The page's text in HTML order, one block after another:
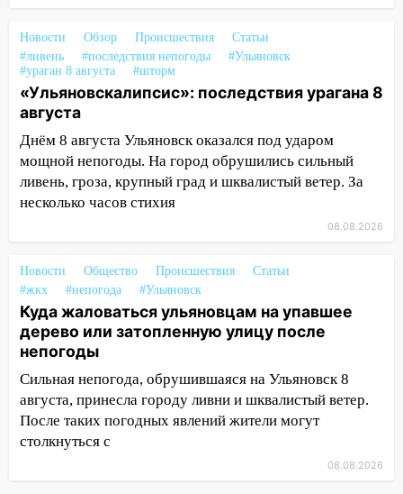
Ульяновской области намолотил более
100 тысяч тонн зерна
15:17 В колледжи и техникумы
Ульяновской области подали более 10
15:04 Фоторепортаж с улиц Ульяновска
после шторма: поваленные деревья и
затопленные улицы
Ураган вырвал остановку на улице
14:26 Жители Ульяновска сами
пытаются расчистить ливнёвки, не
дождавшись коммунальщиков
14:16 Шторм продолжает ломать город:
на улице Любови Шевцовой рухнул
светофор
14:14 Студента из Ульяновска обманули
мошенники под видом преподавателя
Новости Обзор Происшествия
Статьи
#ливень
#последствия непогоды
#Ульяновск
#ураган 8 августа
#шторм
«Ульяновскалипсис»: последствия урагана 8
августа
Днём 8 августа Ульяновск оказался под ударом
мощной непогоды. На город обрушились сильный
ливень, гроза, крупный град и шквалистый ветер. За
несколько часов стихия
08.08.2026
Новости Общество Происшествия
Статьи
#жкх
#непогода #Ульяновск
Куда жаловаться ульяновцам на упавшее
дерево или затопленную улицу после
непогоды
Сильная непогода, обрушившаяся на Ульяновск 8
августа, принесла городу ливни и шквалистый ветер.
После таких погодных явлений жители могут
столкнуться с
08.08.2026